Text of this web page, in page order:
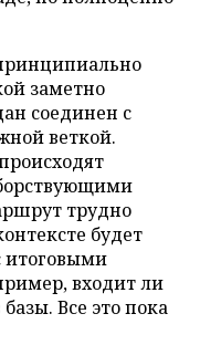
заметно
соединен с
веткой.
трудно
будет
итоговыми
входит ли
Все это пока